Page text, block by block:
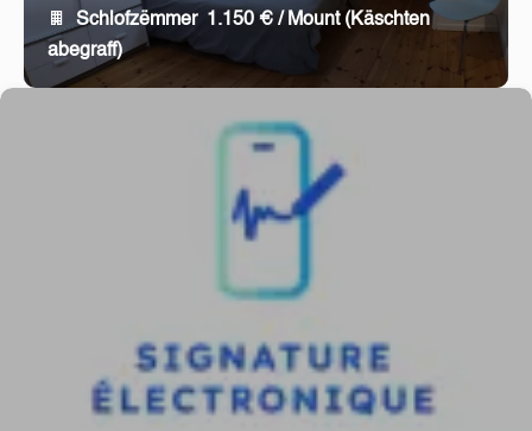
Schlofzëmmer 1.150 € / Mount (Käschten
abegraff)